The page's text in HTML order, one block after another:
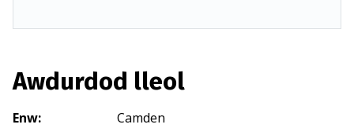
Awdurdod lleol
Enw:
Camden